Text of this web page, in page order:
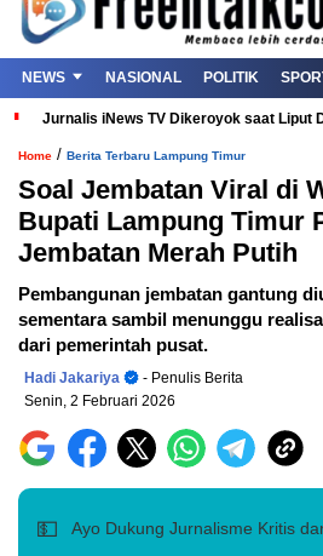
NEWS NASIONAL POLITIK
Jurnalis iNews TV Dikeroyok saat Liput
Home / Berita Terbaru Lampung Timur
Soal Jembatan Viral di
Bupati Lampung Timur
Jembatan Merah Putih
Pembangunan jembatan gantung
sementara sambil menunggu
dari pemerintah pusat.
Hadi Jakariya
- Penulis Berita
Senin, 2 Februari 2026
💵 Ayo Dukung Jurnalisme Kritis